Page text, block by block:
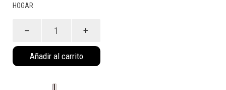
HOGAR
c/
Pedal
Blanco
Añadir al carrito